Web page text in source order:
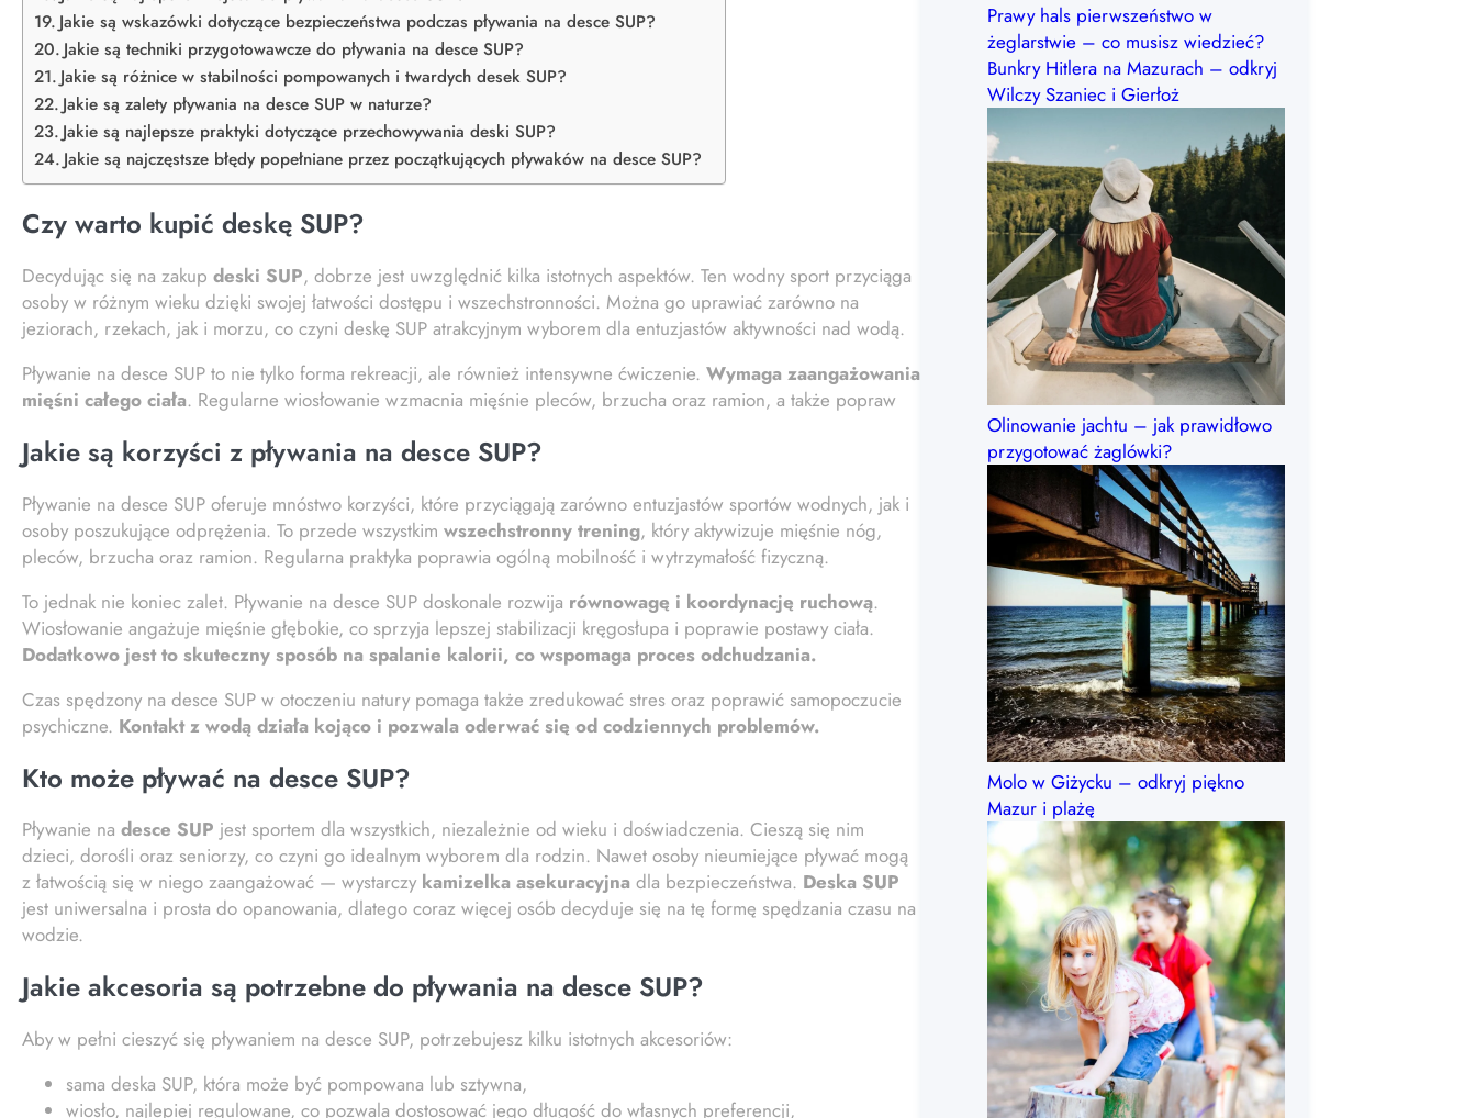
Jakie są wskazówki dotyczące bezpieczeństwa podczas pływania na desce SUP?
Jakie są techniki przygotowawcze do pływania na desce SUP?
Jakie są różnice w stabilności pompowanych i twardych desek SUP?
Jakie są zalety pływania na desce SUP w naturze?
Jakie są najlepsze praktyki dotyczące przechowywania deski SUP?
Jakie są najczęstsze błędy popełniane przez początkujących pływaków na desce SUP?
Czy warto kupić deskę SUP?
Decydując się na zakup deski SUP, dobrze jest uwzględnić kilka istotnych aspektów. Ten wodny sport przyciąga
osoby w różnym wieku dzięki swojej łatwości dostępu i wszechstronności. Można go uprawiać zarówno na
jeziorach, rzekach, jak i morzu, co czyni deskę SUP atrakcyjnym wyborem dla entuzjastów aktywności nad wodą.
Pływanie na desce SUP to nie tylko forma rekreacji, ale również intensywne ćwiczenie. Wymaga zaangażowania
mięśni całego ciała. Regularne wiosłowanie wzmacnia mięśnie pleców, brzucha oraz ramion, a także popraw
Jakie są korzyści z pływania na desce SUP?
Pływanie na desce SUP oferuje mnóstwo korzyści, które przyciągają zarówno entuzjastów sportów wodnych, jak i
osoby poszukujące odprężenia. To przede wszystkim wszechstronny trening, który aktywizuje mięśnie nóg,
pleców, brzucha oraz ramion. Regularna praktyka poprawia ogólną mobilność i wytrzymałość fizyczną.
To jednak nie koniec zalet. Pływanie na desce SUP doskonale rozwija równowagę i koordynację ruchową.
Wiosłowanie angażuje mięśnie głębokie, co sprzyja lepszej stabilizacji kręgosłupa i poprawie postawy ciała.
Dodatkowo jest to skuteczny sposób na spalanie kalorii, co wspomaga proces odchudzania.
Czas spędzony na desce SUP w otoczeniu natury pomaga także zredukować stres oraz poprawić samopoczucie
psychiczne. Kontakt z wodą działa kojąco i pozwala oderwać się od codziennych problemów.
Kto może pływać na desce SUP?
Pływanie na desce SUP jest sportem dla wszystkich, niezależnie od wieku i doświadczenia. Cieszą się nim
dzieci, dorośli oraz seniorzy, co czyni go idealnym wyborem dla rodzin. Nawet osoby nieumiejące pływać mogą
z łatwością się w niego zaangażować — wystarczy kamizelka asekuracyjna dla bezpieczeństwa. Deska SUP
jest uniwersalna i prosta do opanowania, dlatego coraz więcej osób decyduje się na tę formę spędzania czasu na
wodzie.
Jakie akcesoria są potrzebne do pływania na desce SUP?
Aby w pełni cieszyć się pływaniem na desce SUP, potrzebujesz kilku istotnych akcesoriów:
sama deska SUP, która może być pompowana lub sztywna,
wiosło, najlepiej regulowane, co pozwala dostosować jego długość do własnych preferencji,
Prawy hals pierwszeństwo w
żeglarstwie – co musisz wiedzieć?
Bunkry Hitlera na Mazurach – odkryj
Wilczy Szaniec i Gierłoż
Olinowanie jachtu – jak prawidłowo
przygotować żaglówki?
Molo w Giżycku – odkryj piękno
Mazur i plażę